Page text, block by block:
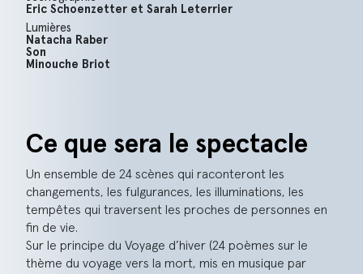
Eric Schoenzetter et Sarah Leterrier
Lumières
Natacha Raber
Son
Minouche Briot
Ce que sera le spectacle
Un ensemble de 24 scènes qui raconteront les
changements, les fulgurances, les illuminations, les
tempêtes qui traversent les proches de personnes en
fin de vie.
Sur le principe du Voyage d’hiver (24 poèmes sur le
thème du voyage vers la mort, mis en musique par